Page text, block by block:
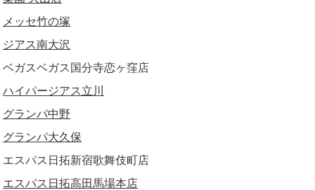
メッセ竹の塚
ジアス南大沢
ベガスベガス国分寺恋ヶ窪店
ハイパージアス立川
グランパ中野
グランパ大久保
エスパス日拓新宿歌舞伎町店
エスパス日拓高田馬場本店